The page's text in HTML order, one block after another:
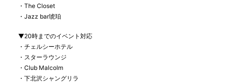
・ The Closet
・ Jazz bar琥珀
▼20時までのイベント対応
・チェルシーホテル
・スターラウンジ
・ Club Malcolm
・下北沢シャングリラ